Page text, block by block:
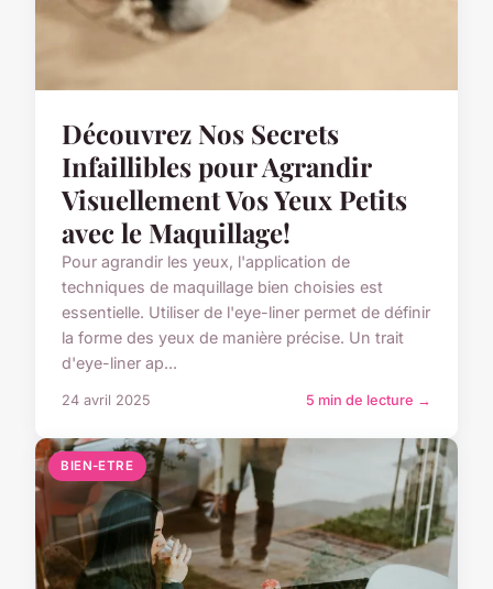
Découvrez Nos Secrets
Infaillibles pour Agrandir
Visuellement Vos Yeux Petits
avec le Maquillage!
Pour agrandir les yeux, l'application de
techniques de maquillage bien choisies est
essentielle. Utiliser de l'eye-liner permet de définir
la forme des yeux de manière précise. Un trait
d'eye-liner ap...
24 avril 2025 5 min de lecture →
BIEN-ETRE